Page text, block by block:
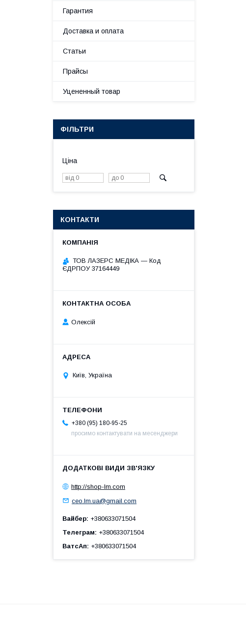
Гарантия
Доставка и оплата
Статьи
Прайсы
Уцененный товар
ФІЛЬТРИ
Ціна
КОНТАКТИ
ТОВ ЛАЗЕРС МЕДІКА — Код
ЄДРПОУ 37164449
Олексій
Київ, Україна
+380 (95) 180-95-25
просимо контактувати на месенджери
http://shop-lm.com
ceo.lm.ua@gmail.com
Вайбер +380633071504
Телеграм
+380633071504
ВатсАп
+380633071504